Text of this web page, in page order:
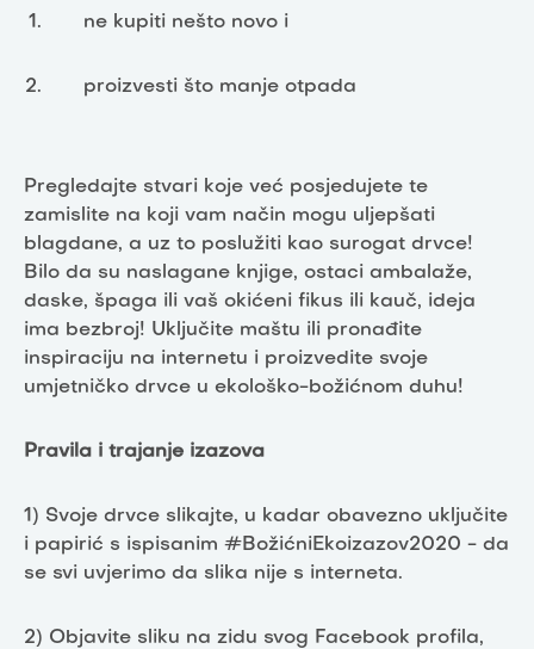
ne kupiti nešto novo i
proizvesti što manje otpada
Pregledajte stvari koje već posjedujete te
zamislite na koji vam način mogu uljepšati
blagdane, a uz to poslužiti kao surogat drvce!
Bilo da su naslagane knjige, ostaci ambalaže,
daske, špaga ili vaš okićeni fikus ili kauč, ideja
ima bezbroj! Uključite maštu ili pronađite
inspiraciju na internetu i proizvedite svoje
umjetničko drvce u ekološko-božićnom duhu!
Pravila i trajanje izazova
1) Svoje drvce slikajte, u kadar obavezno uključite
i papirić s ispisanim #BožićniEkoizazov2020 - da
se svi uvjerimo da slika nije s interneta.
2) Objavite sliku na zidu svog Facebook profila,